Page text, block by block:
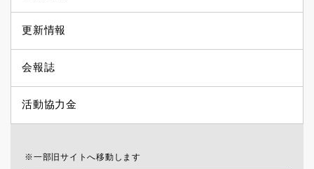
更新情報
会報誌
活動協力金
※一部旧サイトへ移動します